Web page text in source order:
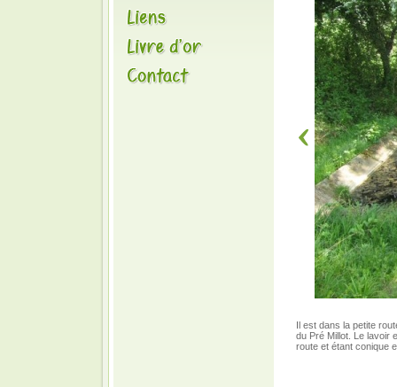
Il est dans la petite
du Pré Millot. Le lavoir
route et étant conique